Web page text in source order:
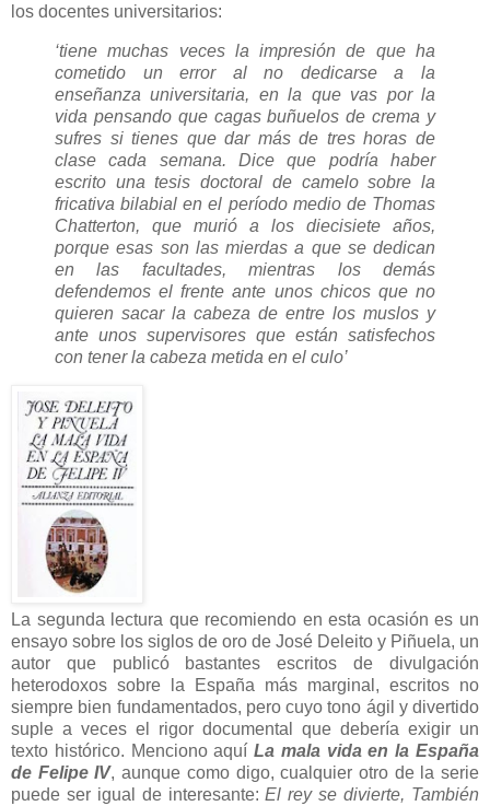
los docentes universitarios:
‘tiene muchas veces la impresión de que ha
cometido un error al no dedicarse a la
enseñanza universitaria, en la que vas por la
vida pensando que cagas buñuelos de crema y
sufres si tienes que dar más de tres horas de
clase cada semana. Dice que podría haber
escrito una tesis doctoral de camelo sobre la
fricativa bilabial en el período medio de Thomas
Chatterton, que murió a los diecisiete años,
porque esas son las mierdas a que se dedican
en las facultades, mientras los demás
defendemos el frente ante unos chicos que no
quieren sacar la cabeza de entre los muslos y
ante unos supervisores que están satisfechos
con tener la cabeza metida en el culo’
La segunda lectura que recomiendo en esta ocasión es un
ensayo sobre los siglos de oro de José Deleito y Piñuela, un
autor que publicó bastantes escritos de divulgación
heterodoxos sobre la España más marginal, escritos no
siempre bien fundamentados, pero cuyo tono ágil y divertido
suple a veces el rigor documental que debería exigir un
texto histórico. Menciono aquíLa mala vida en la España
de Felipe IV, aunque como digo, cualquier otro de la serie
puede ser igual de interesante:El rey se divierte, También